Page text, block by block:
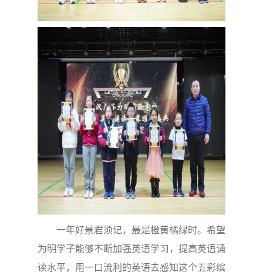
一年好景君须记，最是橙黄橘绿时。希望
为明学子能够不断加强英语学习，提高英语诵
读水平，用一口流利的英语去感知这个五彩缤